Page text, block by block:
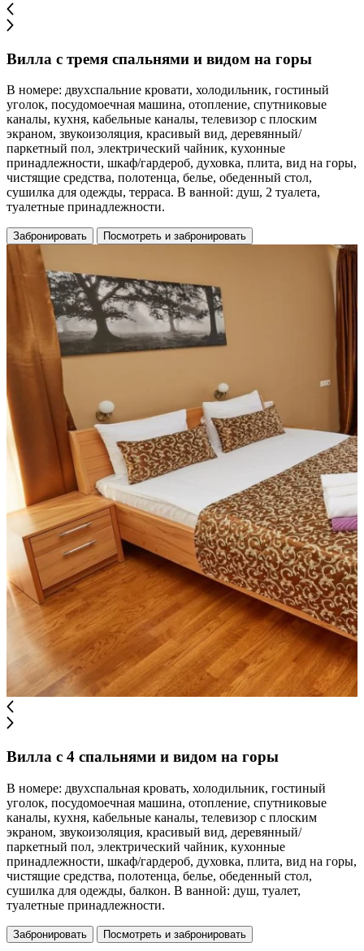
Вилла с тремя спальнями и видом на горы
В номере: двухспальние кровати, холодильник, гостиный
уголок, посудомоечная машина, отопление, спутниковые
каналы, кухня, кабельные каналы, телевизор с плоским
экраном, звукоизоляция, красивый вид, деревянный/
паркетный пол, электрический чайник, кухонные
принадлежности, шкаф/гардероб, духовка, плита, вид на горы,
чистящие средства, полотенца, белье, обеденный стол,
сушилка для одежды, терраса. В ванной: душ, 2 туалета,
туалетные принадлежности.
Забронировать Посмотреть и забронировать
Вилла с 4 спальнями и видом на горы
В номере: двухспальная кровать, холодильник, гостиный
уголок, посудомоечная машина, отопление, спутниковые
каналы, кухня, кабельные каналы, телевизор с плоским
экраном, звукоизоляция, красивый вид, деревянный/
паркетный пол, электрический чайник, кухонные
принадлежности, шкаф/гардероб, духовка, плита, вид на горы,
чистящие средства, полотенца, белье, обеденный стол,
сушилка для одежды, балкон. В ванной: душ, туалет,
туалетные принадлежности.
Забронировать Посмотреть и забронировать